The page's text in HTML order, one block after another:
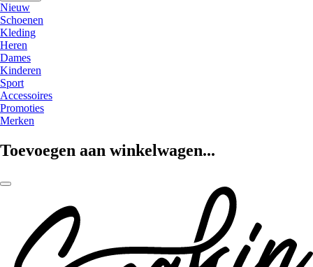
Nieuw
Schoenen
Kleding
Heren
Dames
Kinderen
Sport
Accessoires
Promoties
Merken
Toevoegen aan winkelwagen...